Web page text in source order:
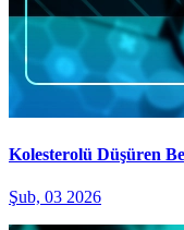
Kolesterolü Düşüren
Şub, 03 2026